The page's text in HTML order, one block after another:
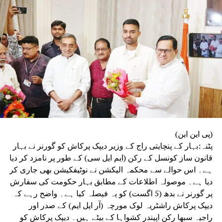
سے پاک امتحانات کے انعقاد کے لیے رہنما اصول مرتب کرے گی،
جبکہ تیسری کمیٹی پورے امتحانی نظام اور اس کے طریقۂ کار
کا تفصیلی مطالعہ کرے گی۔
(پی این این)
پٹنہ:بہار کے پنچایتی راج کے وزیر دیپک پرکاش کو گورنر نے بہار
قانون ساز کونسل کے رکن (ایم ایل سی) کے طور پر نامزد کر دیا
ہے۔ اس حوالے سے محکمہ الیکشن نے نوٹیفکیشن بھی جاری کر
دیا ہے۔ موصولہ اطلاعات کے مطابق بہار حکومت کی سفارش
پر گورنر نے بدھ (5 اگست) کو یہ فیصلہ کیا ہے۔ واضح رہے کہ
دیپک پرکاش راشٹریہ لوک مورچہ (آر ایل ایم) کے صدر اور
راجیہ سبھا رکن اپیندر کشواہا کے بیٹے ہیں۔ دیپک پرکاش کو